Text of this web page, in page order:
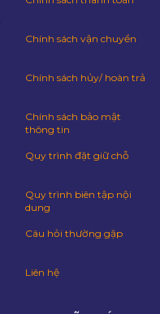
Chính sách vận chuyển
Chính sách hủy/ hoàn trả
Chính sách bảo mật
thông tin
Quy trình đặt giữ chỗ
Quy trình biên tập nội
dung
Câu hỏi thường gặp
Liên hệ